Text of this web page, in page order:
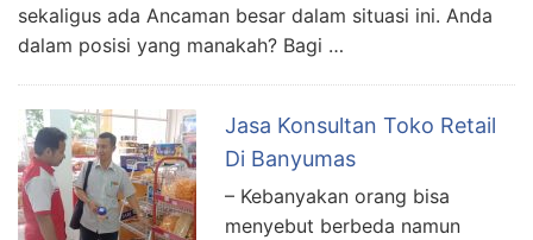
sekaligus ada Ancaman besar dalam situasi ini. Anda
dalam posisi yang manakah? Bagi …
Jasa Konsultan Toko Retail
Di Banyumas
– Kebanyakan orang bisa
menyebut berbeda namun